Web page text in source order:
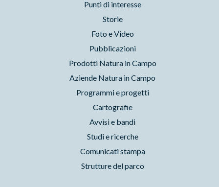
Pubblicazioni
Prodotti Natura in Campo
Aziende Natura in Campo
Programmi e progetti
Cartografie
Avvisi e bandi
Studi e ricerche
Comunicati stampa
Strutture del parco
- Il materiale del sito è liberamente utilizzabile: